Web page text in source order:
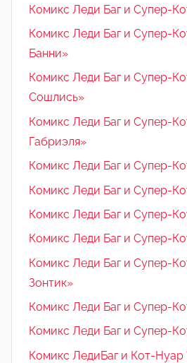
Комикс Леди Баг и Супер-
Комикс Леди Баг и Супер-
Банни»
Комикс Леди Баг и Супер-
Сошлись»
Комикс Леди Баг и Супер-
Габриэля»
Комикс Леди Баг и Супер-
Комикс Леди Баг и Супер-
Комикс Леди Баг и Супер-
Комикс Леди Баг и Супер-
Комикс Леди Баг и Супер-
Зонтик»
Комикс Леди Баг и Супер-
Комикс Леди Баг и Супер-
Комикс ЛедиБаг и Кот-Нуар